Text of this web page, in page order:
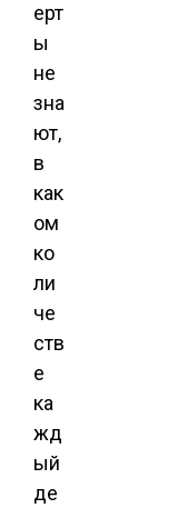
ерт
ы
не
зна
ют,
в
как
ом
ко
ли
че
ств
е
ка
жд
ый
де